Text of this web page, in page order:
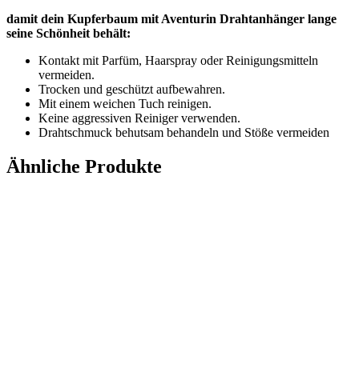
damit dein Kupferbaum mit Aventurin Drahtanhänger lange
seine Schönheit behält:
Kontakt mit Parfüm, Haarspray oder Reinigungsmitteln
vermeiden.
Trocken und geschützt aufbewahren.
Mit einem weichen Tuch reinigen.
Keine aggressiven Reiniger verwenden.
Drahtschmuck behutsam behandeln und Stöße vermeiden
Ähnliche Produkte